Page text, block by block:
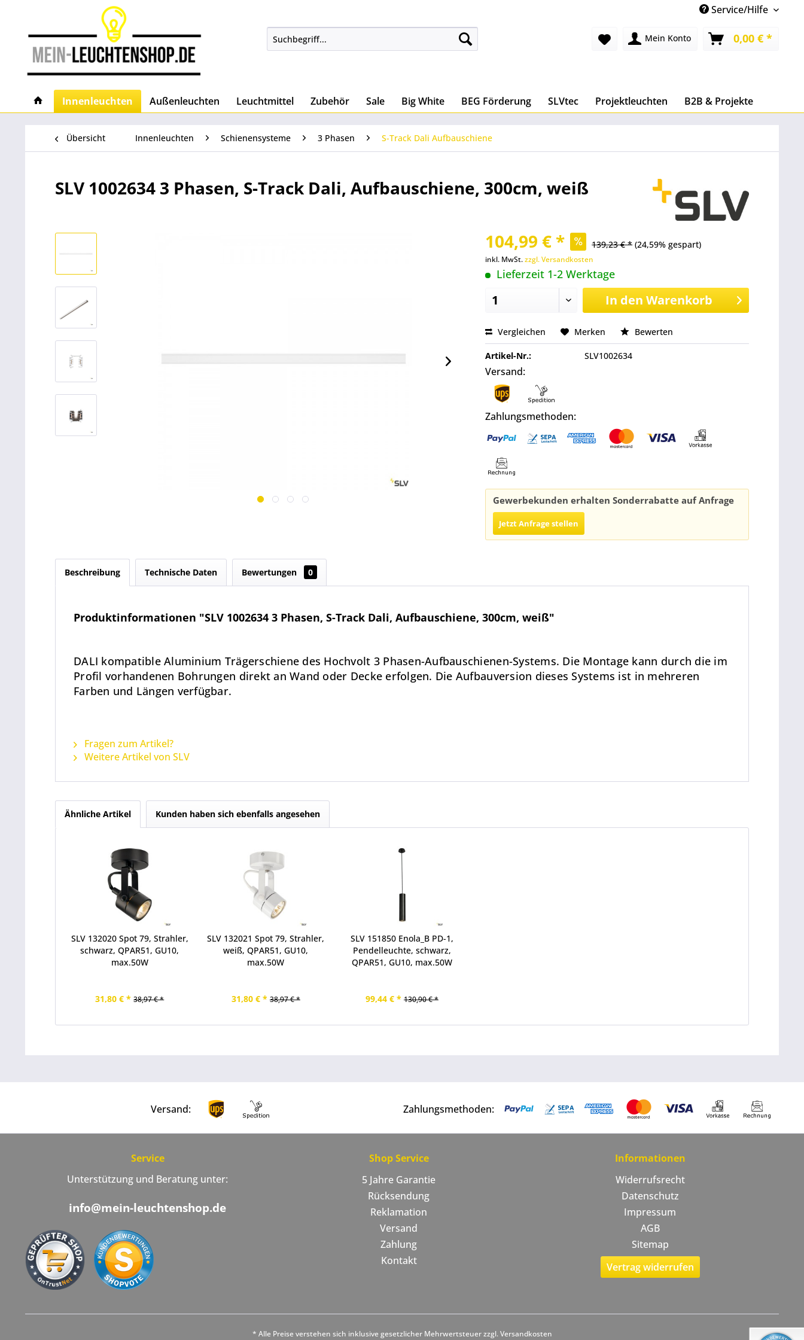
Service/Hilfe
Mein Konto 0,00 € *
Innenleuchten Außenleuchten Leuchtmittel Zubehör Sale Big White BEG Förderung SLVtec Projektleuchten B2B & Projekte
Übersicht Innenleuchten Schienensysteme 3 Phasen S-Track Dali Aufbauschiene
SLV 1002634 3 Phasen, S-Track Dali, Aufbauschiene, 300cm, weiß
104,99 € * 139,23 € * (24,59% gespart)
inkl. MwSt.zzgl. Versandkosten
Lieferzeit 1-2 Werktage
In den Warenkorb
Vergleichen Merken Bewerten
Artikel-Nr.: SLV1002634
Versand:
Zahlungsmethoden:
Gewerbekunden erhalten Sonderrabatte auf Anfrage
Jetzt Anfrage stellen
Beschreibung Technische Daten Bewertungen 0
Produktinformationen "SLV 1002634 3 Phasen, S-Track Dali, Aufbauschiene, 300cm, weiß"
DALI kompatible Aluminium Trägerschiene des Hochvolt 3 Phasen-Aufbauschienen-Systems. Die Montage kann durch die im
Profil vorhandenen Bohrungen direkt an Wand oder Decke erfolgen. Die Aufbauversion dieses Systems ist in mehreren
Farben und Längen verfügbar.
Fragen zum Artikel?
Weitere Artikel von SLV
Ähnliche Artikel Kunden haben sich ebenfalls angesehen
SLV 132020 Spot 79, Strahler,
schwarz, QPAR51, GU10,
max.50W
31,80 € * 38,97 € *
SLV 132021 Spot 79, Strahler,
weiß, QPAR51, GU10,
max.50W
31,80 € * 38,97 € *
SLV 151850 Enola_B PD-1,
Pendelleuchte, schwarz,
QPAR51, GU10, max.50W
99,44 € * 130,90 € *
Versand: Zahlungsmethoden:
Service
Unterstützung und Beratung unter:
info@mein-leuchtenshop.de
Shop Service
5 Jahre Garantie
Rücksendung
Reklamation
Versand
Zahlung
Kontakt
Informationen
Widerrufsrecht
Datenschutz
Impressum
AGB
Sitemap
Vertrag widerrufen
* Alle Preise verstehen sich inklusive gesetzlicher Mehrwertsteuer zzgl. Versandkosten